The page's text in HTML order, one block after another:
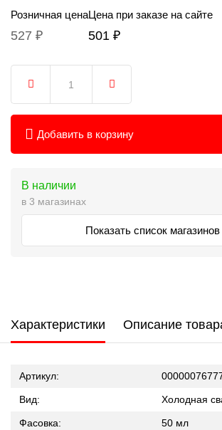
Розничная цена
527 ₽
Цена при заказе на сайте
501 ₽
Добавить в корзину
В наличии
в 3 магазинах
Показать список магазинов
Характеристики Описание
Артикул:
Вид: Холодная
Фасовка: 50 мл